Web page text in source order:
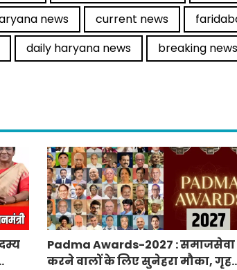
news current news
daily haryana news breaking news
Padma Awards-2027 : समाजसेवा
करने वालों के लिए सुनेहरा मौका, गृह